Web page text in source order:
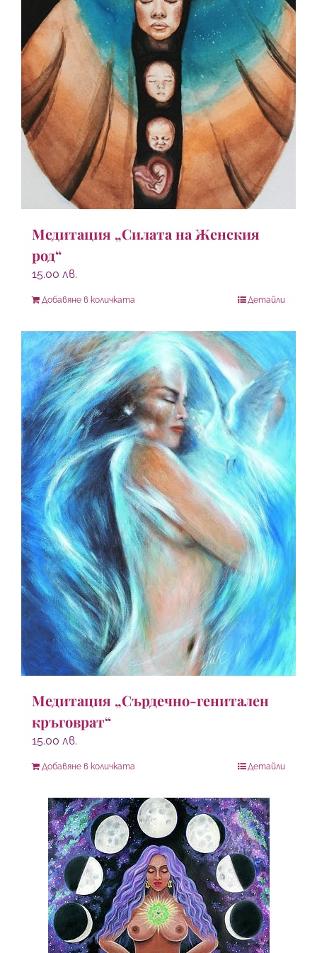
Медитация „Силата на Женския
род“
15.00 лв.
Добавяне в количката Детайли
Медитация „Сърдечно-генитален
кръговрат“
15.00 лв.
Добавяне в количката Детайли